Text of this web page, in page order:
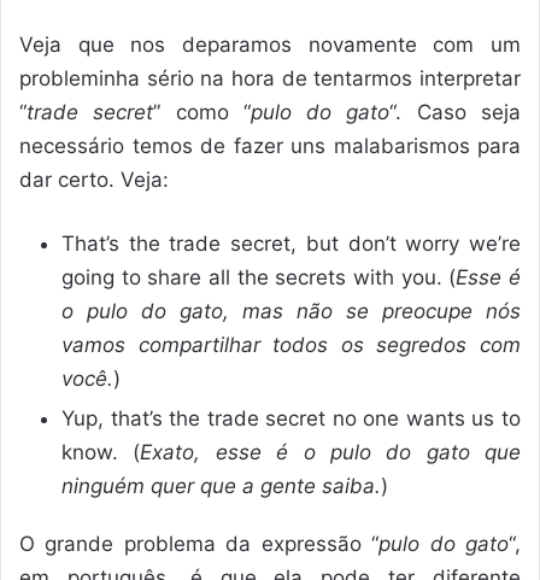
Veja que nos deparamos novamente com um
probleminha sério na hora de tentarmos interpretar
“trade secret” como “pulo do gato“. Caso seja
necessário temos de fazer uns malabarismos para
dar certo. Veja:
That’s the trade secret, but don’t worry we’re
going to share all the secrets with you. (Esse é
o pulo do gato, mas não se preocupe nós
vamos compartilhar todos os segredos com
você.)
Yup, that’s the trade secret no one wants us to
know. (Exato, esse é o pulo do gato que
ninguém quer que a gente saiba.)
O grande problema da expressão “pulo do gato“,